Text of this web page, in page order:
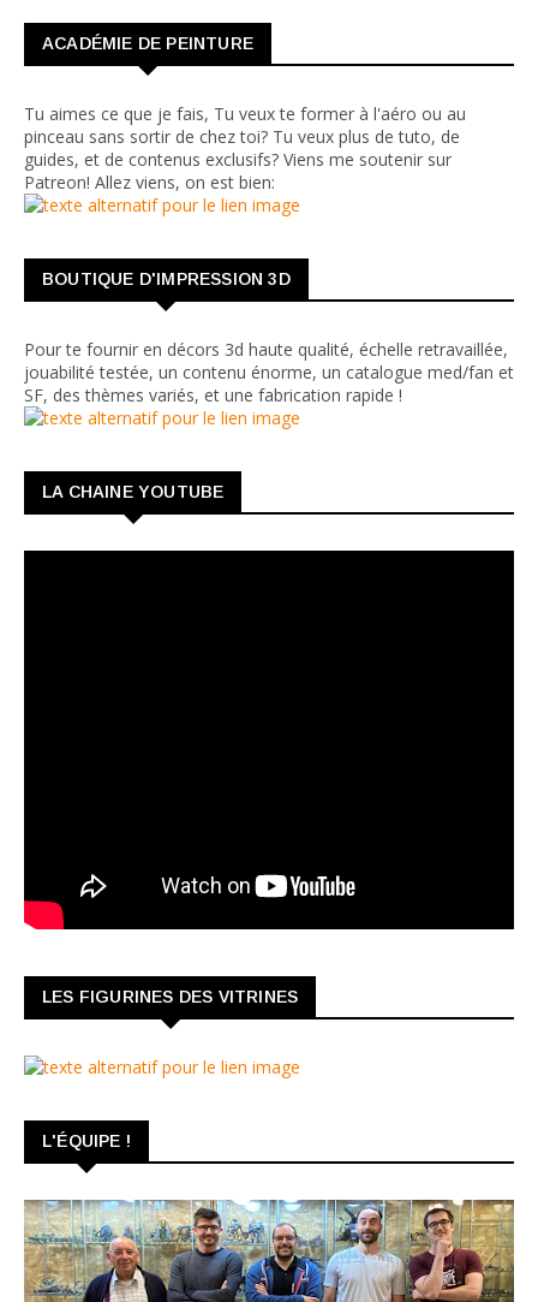
ACADÉMIE DE PEINTURE
Tu aimes ce que je fais, Tu veux te former à l'aéro ou au
pinceau sans sortir de chez toi? Tu veux plus de tuto, de
guides, et de contenus exclusifs? Viens me soutenir sur
Patreon! Allez viens, on est bien:
BOUTIQUE D'IMPRESSION 3D
Pour te fournir en décors 3d haute qualité, échelle retravaillée,
jouabilité testée, un contenu énorme, un catalogue med/fan et
SF, des thèmes variés, et une fabrication rapide !
LA CHAINE YOUTUBE
LES FIGURINES DES VITRINES
L'ÉQUIPE !